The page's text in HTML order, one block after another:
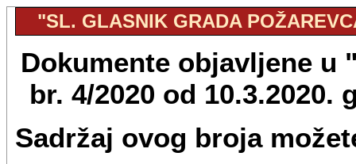
"SL. GLASNIK GRADA
Dokumente objavljene u
br. 4/2020 od
Sadržaj ovog broja